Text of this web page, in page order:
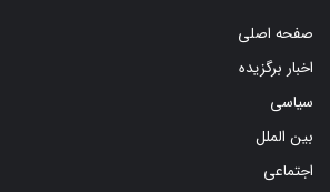
صفحه اصلی
اخبار برگزیده
سیاسی
بین الملل
اجتماعی